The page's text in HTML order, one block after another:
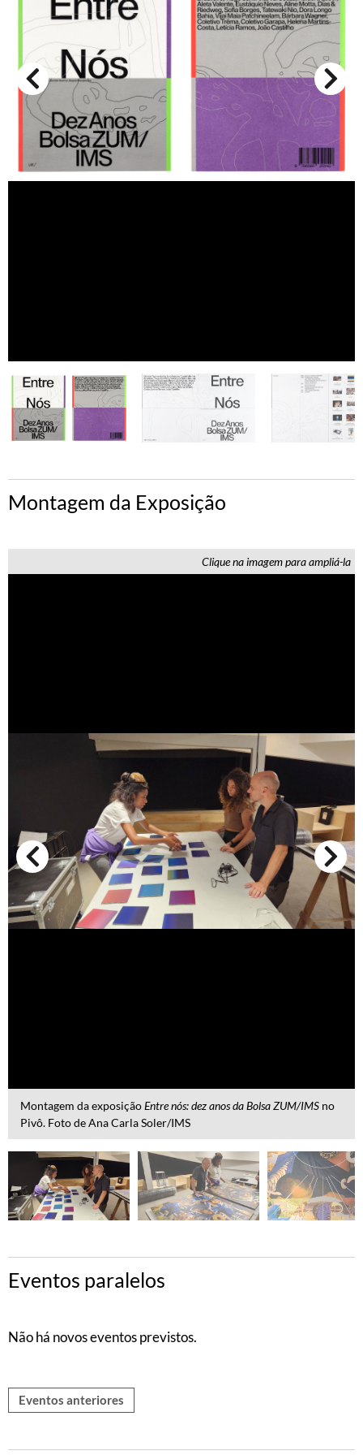
Montagem da Exposição
Clique na imagem para ampliá-la
Montagem da exposiçãoEntre nós: dez anos da Bolsa ZUM/IMS no
Pivô. Foto de Ana Carla Soler/IMS
Eventos paralelos
Não há novos eventos previstos.
Eventos anteriores